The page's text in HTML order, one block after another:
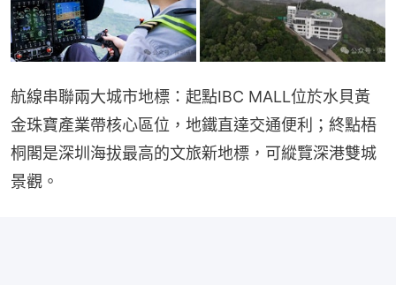
航線串聯兩大城市地標：起點IBC MALL位於水貝黃
金珠寶產業帶核心區位，地鐵直達交通便利；終點梧
桐閣是深圳海拔最高的文旅新地標，可縱覽深港雙城
景觀。